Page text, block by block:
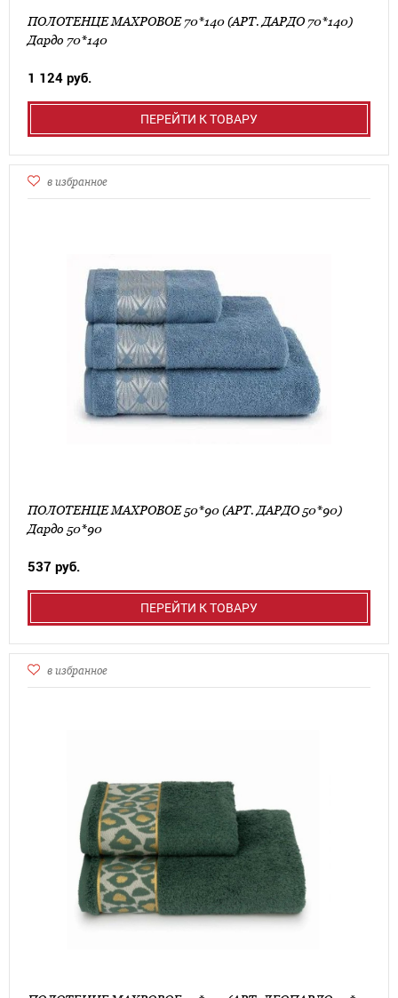
ПОЛОТЕНЦЕ МАХРОВОЕ 70*140 (АРТ. ДАРДО 70*140)
Дардо 70*140
1 124 руб.
ПЕРЕЙТИ К ТОВАРУ
в избранное
ПОЛОТЕНЦЕ МАХРОВОЕ 50*90 (АРТ. ДАРДО 50*90)
Дардо 50*90
537 руб.
ПЕРЕЙТИ К ТОВАРУ
в избранное